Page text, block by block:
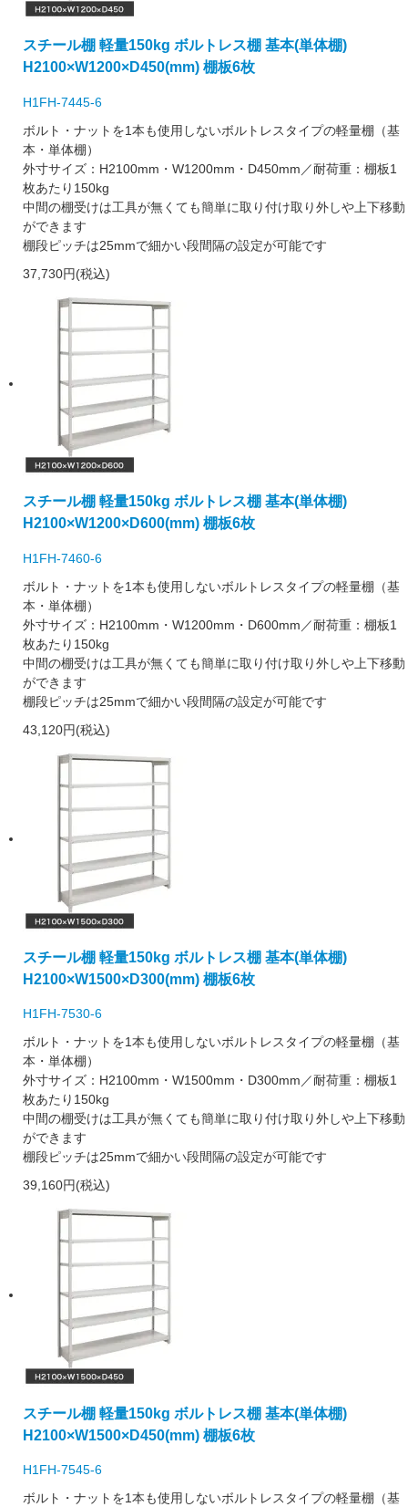
スチール棚 軽量150kg ボルトレス棚 基本(単体棚)
H2100×W1200×D450(mm) 棚板6枚
H1FH-7445-6
ボルト・ナットを1本も使用しないボルトレスタイプの軽量棚（基
本・単体棚）
外寸サイズ：H2100mm・W1200mm・D450mm／耐荷重：棚板1
枚あたり150kg
中間の棚受けは工具が無くても簡単に取り付け取り外しや上下移動
ができます
棚段ピッチは25mmで細かい段間隔の設定が可能です
37,730円(税込)
スチール棚 軽量150kg ボルトレス棚 基本(単体棚)
H2100×W1200×D600(mm) 棚板6枚
H1FH-7460-6
ボルト・ナットを1本も使用しないボルトレスタイプの軽量棚（基
本・単体棚）
外寸サイズ：H2100mm・W1200mm・D600mm／耐荷重：棚板1
枚あたり150kg
中間の棚受けは工具が無くても簡単に取り付け取り外しや上下移動
ができます
棚段ピッチは25mmで細かい段間隔の設定が可能です
43,120円(税込)
スチール棚 軽量150kg ボルトレス棚 基本(単体棚)
H2100×W1500×D300(mm) 棚板6枚
H1FH-7530-6
ボルト・ナットを1本も使用しないボルトレスタイプの軽量棚（基
本・単体棚）
外寸サイズ：H2100mm・W1500mm・D300mm／耐荷重：棚板1
枚あたり150kg
中間の棚受けは工具が無くても簡単に取り付け取り外しや上下移動
ができます
棚段ピッチは25mmで細かい段間隔の設定が可能です
39,160円(税込)
スチール棚 軽量150kg ボルトレス棚 基本(単体棚)
H2100×W1500×D450(mm) 棚板6枚
H1FH-7545-6
ボルト・ナットを1本も使用しないボルトレスタイプの軽量棚（基